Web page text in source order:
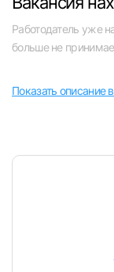
Челябинск
Пермь
Работодатель уже
больше не
Показать описание